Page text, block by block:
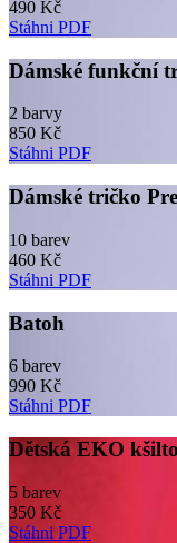
490 Kč
Stáhni PDF
Dámské funkční
2 barvy
850 Kč
Stáhni PDF
Dámské tričko
10 barev
460 Kč
Stáhni PDF
Batoh
6 barev
990 Kč
Stáhni PDF
Dětská EKO
5 barev
350 Kč
Stáhni PDF